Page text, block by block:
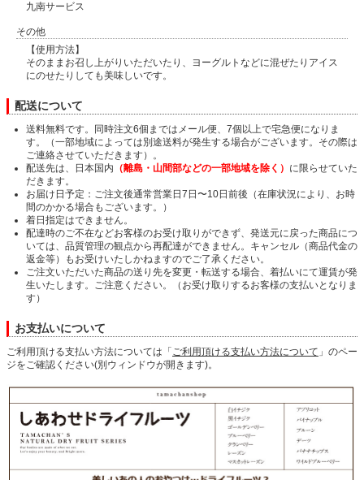
九南サービス
その他
【使用方法】
そのままお召し上がりいただいたり、ヨーグルトなどに混ぜたりアイス
にのせたりしても美味しいです。
配送について
送料無料です。同時注文6個まではメール便、7個以上で宅急便になりま
す。（一部地域によっては別途送料が発生する場合がございます。その際は
ご連絡させていただきます）。
配送先は、日本国内 （離島・山間部などの一部地域を除く） に限らせていた
だきます。
お届け日予定：ご注文後通常営業日7日〜10日前後（在庫状況により、お時
間のかかる場合もございます。）
着日指定はできません。
配達時のご不在などお客様のお受け取りができず、発送元に戻った商品につ
いては、品質管理の観点から再配達ができません。キャンセル（商品代金の
返金等）もお受けいたしかねますのでご了承ください。
ご注文いただいた商品の送り先を変更・転送する場合、着払いにて運賃が発
生いたします。ご注意ください。（お受け取りするお客様の支払いとなりま
す）
お支払いについて
ご利用頂ける支払い方法については「 ご利用頂ける支払い方法について 」のペー
ジをご確認ください(別ウィンドウが開きます)。